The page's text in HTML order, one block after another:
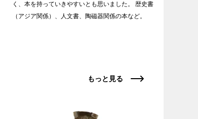
く、本を持っていきやすいとも思いました。 歴史書
（アジア関係）、人文書、陶磁器関係の本など。
もっと見る